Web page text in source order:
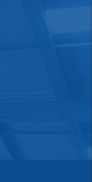
vật
rãi và